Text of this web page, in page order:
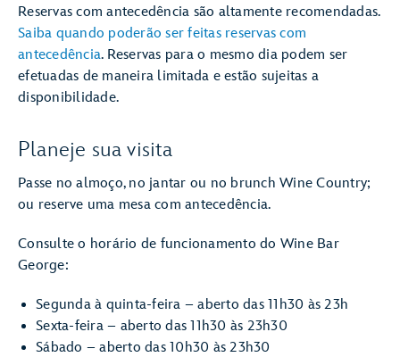
Reservas com antecedência são altamente recomendadas.
Saiba quando poderão ser feitas reservas com
antecedência. Reservas para o mesmo dia podem ser
efetuadas de maneira limitada e estão sujeitas a
disponibilidade.
Planeje sua visita
Passe no almoço, no jantar ou no brunch Wine Country;
ou reserve uma mesa com antecedência.
Consulte o horário de funcionamento do Wine Bar
George:
Segunda à quinta-feira – aberto das 11h30 às 23h
Sexta-feira – aberto das 11h30 às 23h30
Sábado – aberto das 10h30 às 23h30